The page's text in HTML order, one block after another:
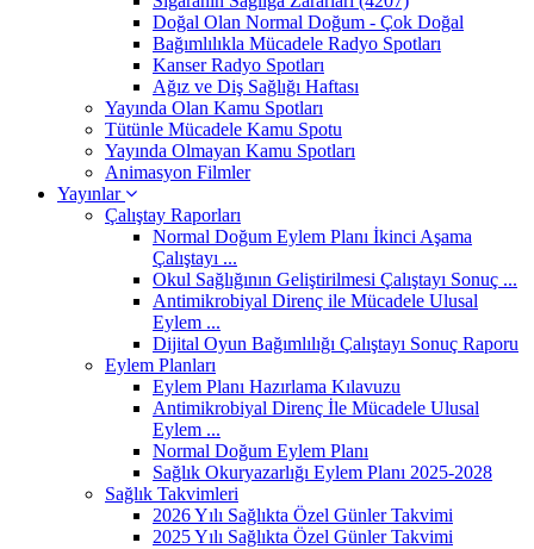
Doğal Olan Normal Doğum - Çok Doğal
Bağımlılıkla Mücadele Radyo Spotları
Kanser Radyo Spotları
Ağız ve Diş Sağlığı Haftası
Yayında Olan Kamu Spotları
Tütünle Mücadele Kamu Spotu
Yayında Olmayan Kamu Spotları
Animasyon Filmler
Yayınlar
Çalıştay Raporları
Normal Doğum Eylem Planı İkinci Aşama
Çalıştayı ...
Okul Sağlığının Geliştirilmesi Çalıştayı Sonuç ...
Antimikrobiyal Direnç ile Mücadele Ulusal
Eylem ...
Dijital Oyun Bağımlılığı Çalıştayı Sonuç Raporu
Eylem Planları
Eylem Planı Hazırlama Kılavuzu
Antimikrobiyal Direnç İle Mücadele Ulusal
Eylem ...
Normal Doğum Eylem Planı
Sağlık Okuryazarlığı Eylem Planı 2025-2028
Sağlık Takvimleri
2026 Yılı Sağlıkta Özel Günler Takvimi
2025 Yılı Sağlıkta Özel Günler Takvimi